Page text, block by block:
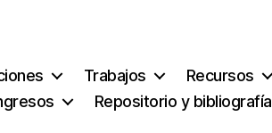
Trabajos
Recursos
Repositorio y bibliografía